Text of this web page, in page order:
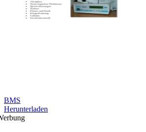
BMS
Herunterladen